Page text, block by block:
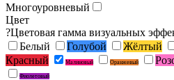
Многоуровневый
Цвет
?Цветовая гамма визуальных
Белый
Голубой Жёлтый
Красный
Малиновый Оранжевый
Фиолетовый